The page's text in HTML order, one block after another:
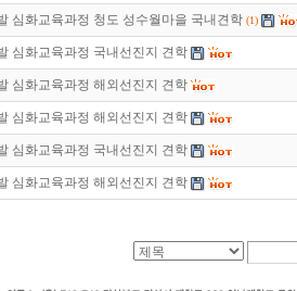
심화교육과정 청도 성수월마을 국내견학 (1)
심화교육과정 국내선진지 견학
심화교육과정 해외선진지 견학
심화교육과정 해외선진지 견학
심화교육과정 국내선진지 견학
심화교육과정 해외선진지 견학